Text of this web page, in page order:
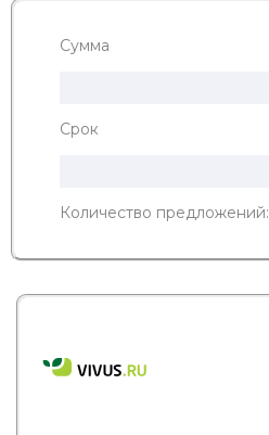
Сумма
Срок
Количество предложений: